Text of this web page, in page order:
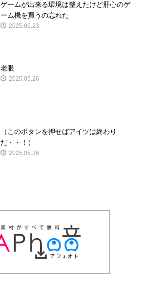
ゲームが出来る環境は整えたけど肝心のゲ
ーム機を買うの忘れた
2025.06.23
老眼
2025.05.26
（このボタンを押せばアイツは終わり
だ・・！）
2025.05.26